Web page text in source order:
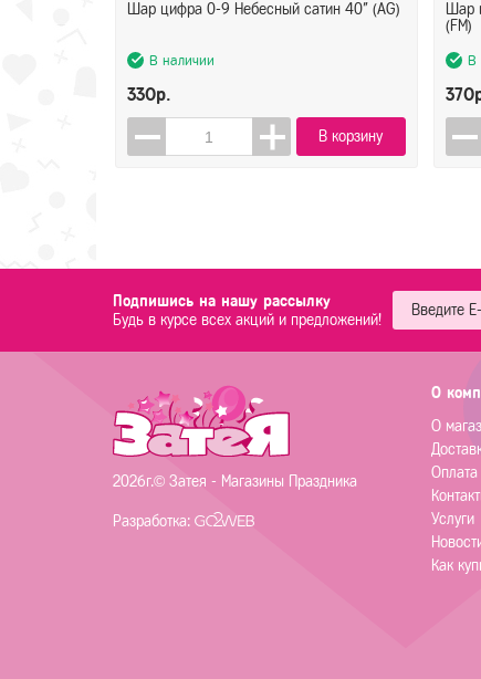
Шар цифра 0-9 Небесный сатин 40" (AG)
В наличии
330р.
В корзину
Шар
(FM)
В
Подпишись на нашу рассылку
Будь в курсе всех акций и предложений!
О
О
Оплата
Услуги
Как
2026г.© Затея - Магазины Праздника
Разработка: